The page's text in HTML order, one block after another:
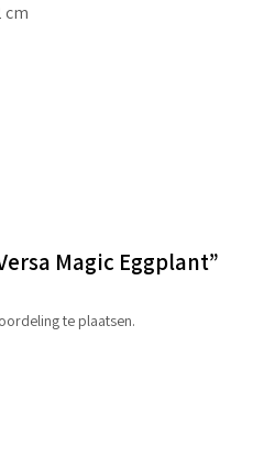
cm
Magic Eggplant”
te plaatsen.